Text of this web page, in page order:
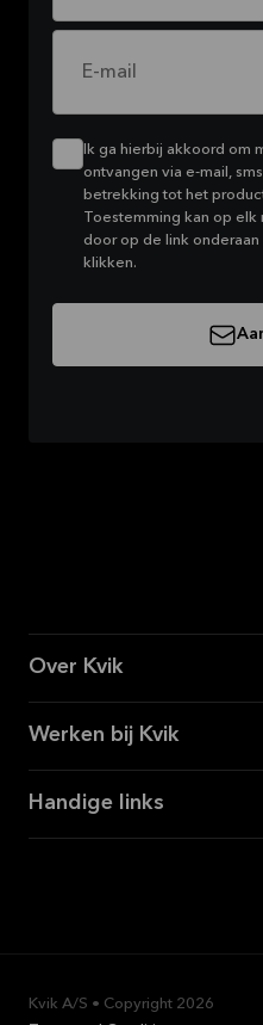
E-mail
Ik ga hierbij akkoord om
ontvangen via e-mail,
betrekking tot het
Toestemming kan op
door op de link
klikken.
Over Kvik
Werken bij Kvik
Handige links
Kvik A/S • Copyright 2026